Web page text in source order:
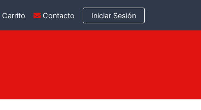
Carrito Contacto Iniciar Sesión